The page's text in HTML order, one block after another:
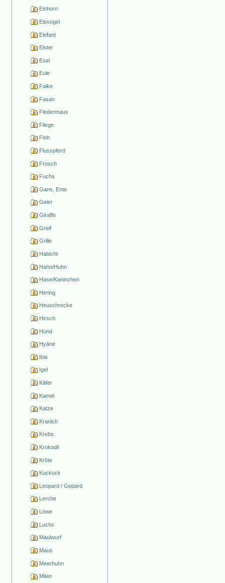
Einhorn
Eisvogel
Elefant
Elster
Esel
Eule
Falke
Fasan
Fledermaus
Fliege
Floh
Flusspferd
Frosch
Fuchs
Gans, Ente
Geier
Giraffe
Greif
Grille
Habicht
Hahn/Huhn
Hase/Kaninchen
Hering
Heuschrecke
Hirsch
Hund
Hyäne
Ibis
Igel
Käfer
Kamel
Katze
Kranich
Krebs
Krokodil
Kröte
Kuckuck
Leopard / Gepard
Lerche
Löwe
Luchs
Maulwurf
Maus
Meerhuhn
Milan